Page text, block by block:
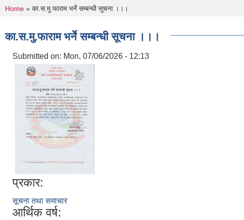
You are here
Home » का.स.मु.फाराम भर्ने सम्बन्धी सूचना ।।।
का.स.मु.फाराम भर्ने सम्बन्धी सूचना ।।।
Submitted on: Mon, 07/06/2026 - 12:13
प्रकार:
सूचना तथा समाचार
आर्थिक वर्ष: